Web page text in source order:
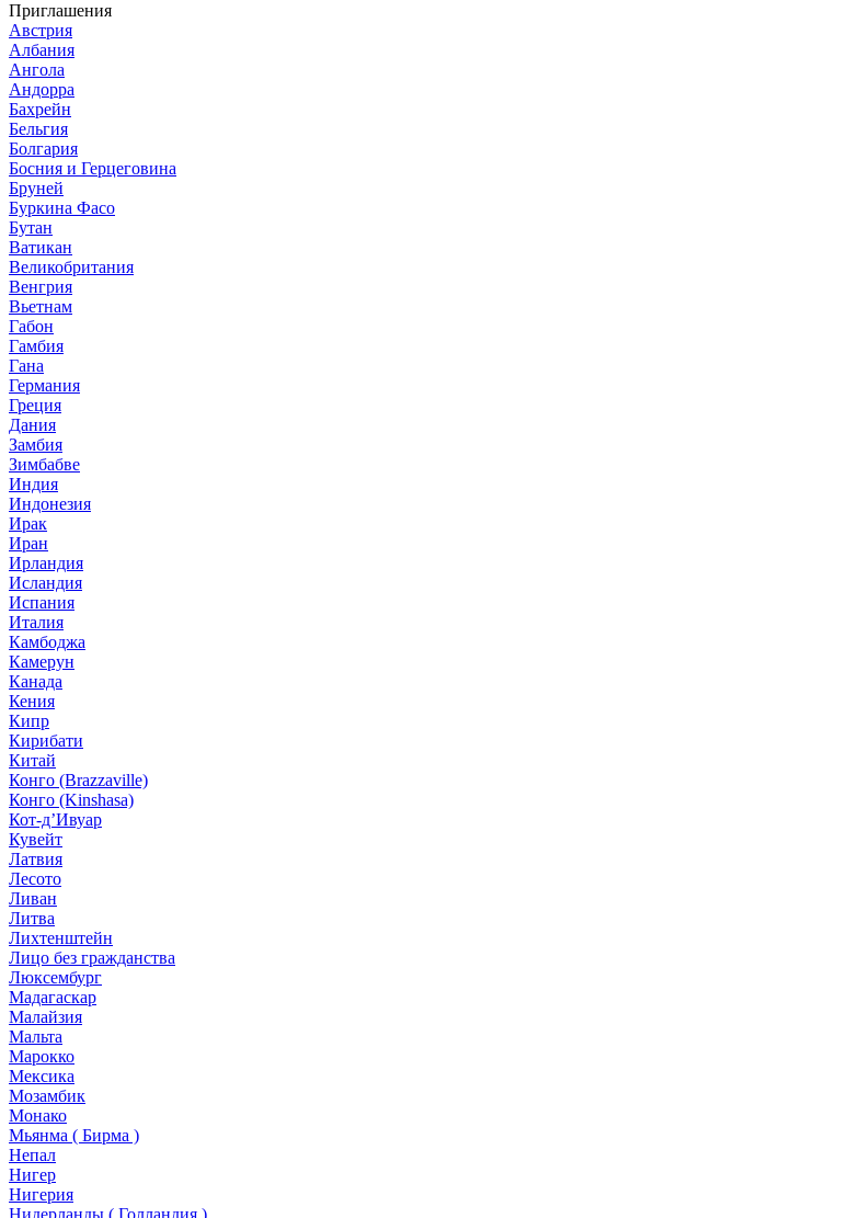
Приглашения
Австрия
Албания
Ангола
Андорра
Бахрейн
Бельгия
Болгария
Босния и Герцеговина
Бруней
Буркина Фасо
Бутан
Ватикан
Великобритания
Венгрия
Вьетнам
Габон
Гамбия
Гана
Германия
Греция
Дания
Замбия
Зимбабве
Индия
Индонезия
Ирак
Иран
Ирландия
Исландия
Испания
Италия
Камбоджа
Камерун
Канада
Кения
Кипр
Кирибати
Китай
Конго (Brazzaville)
Конго (Kinshasa)
Кот-д’Ивуар
Кувейт
Латвия
Лесото
Ливан
Литва
Лихтенштейн
Лицо без гражданства
Люксембург
Мадагаскар
Малайзия
Мальта
Марокко
Мексика
Мозамбик
Монако
Мьянма ( Бирма )
Непал
Нигер
Нигерия
Нидерланды ( Голландия )